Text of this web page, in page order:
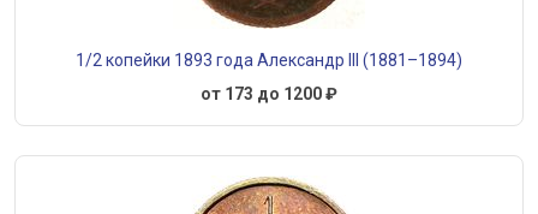
1/2 копейки 1893 года Александр III (1881–1894)
от 173 до 1200 ₽